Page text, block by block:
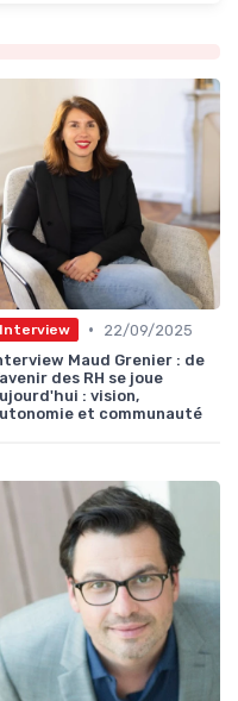
Interview •
22/09/2025
Maud Grenier : de
des RH se joue
: vision,
et communauté